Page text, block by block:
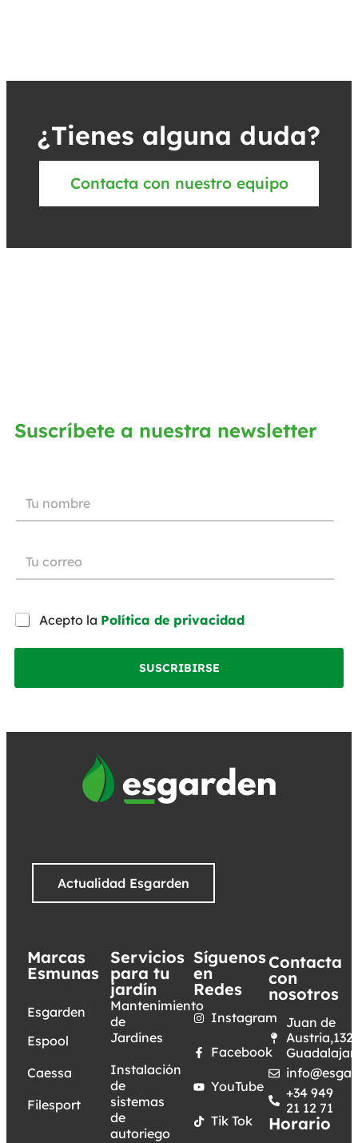
¿Tienes alguna duda?
Contacta con nuestro equipo
Suscríbete a nuestra newsletter
Acepto la Política de privacidad
SUSCRIBIRSE
Actualidad Esgarden
Marcas
Esmunas
Esgarden
Espool
Caessa
Filesport
Servicios
para tu
jardín
Mantenimiento
de
Jardines
Instalación
de
sistemas
de
autoriego
Síguenos
en
Redes
Instagram
Facebook
YouTube
Tik Tok
Contacta
con
nosotros
Juan de
Austria,132.
+34 949
21 12 71
Horario